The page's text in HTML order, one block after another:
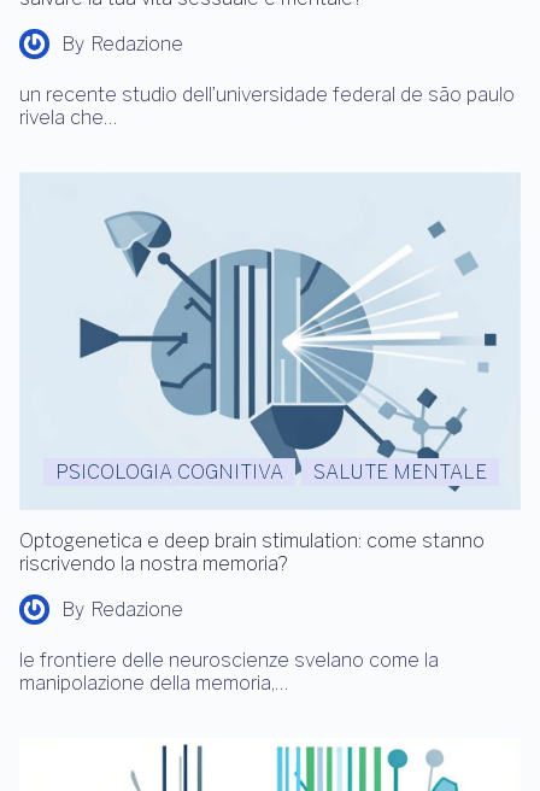
By Redazione
un recente studio dell’universidade federal de são paulo
rivela che…
PSICOLOGIA COGNITIVA SALUTE MENTALE
Optogenetica e deep brain stimulation: come stanno
riscrivendo la nostra memoria?
By Redazione
le frontiere delle neuroscienze svelano come la
manipolazione della memoria,…